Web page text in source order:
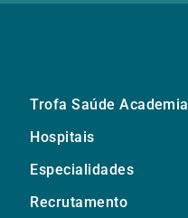
Trofa Saúde Academia
Hospitais
Especialidades
Recrutamento